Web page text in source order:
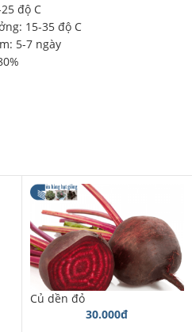
độ C
15-35 độ C
5-7 ngày
Củ dền đỏ
30.000đ